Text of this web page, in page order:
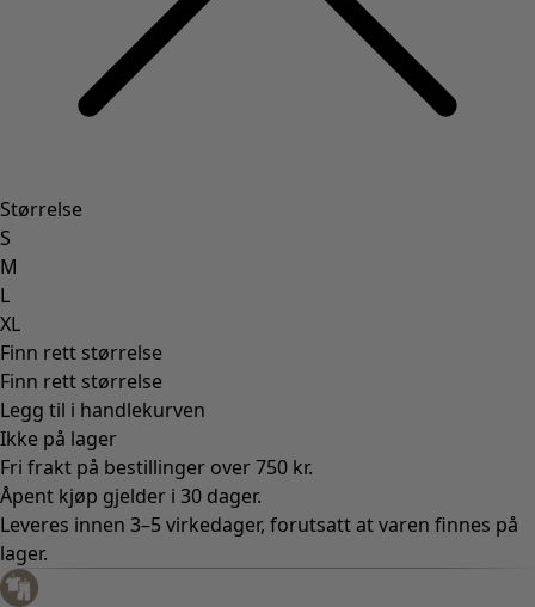
Størrelse
S
M
L
XL
Finn rett størrelse
Finn rett størrelse
Legg til i handlekurven
Ikke på lager
Fri frakt på bestillinger over 750 kr.
Åpent kjøp gjelder i 30 dager.
Leveres innen 3–5 virkedager, forutsatt at varen finnes på
lager.